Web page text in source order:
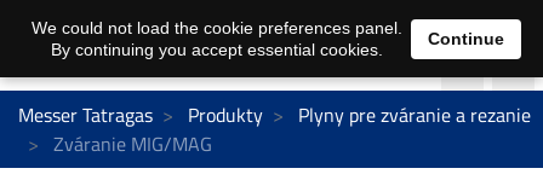
Messer Tatragas Produkty
Plyny pre zváranie a rezanie
Zváranie MIG/MAG
We could not load the cookie preferences panel.
By continuing you accept essential cookies.
Continue